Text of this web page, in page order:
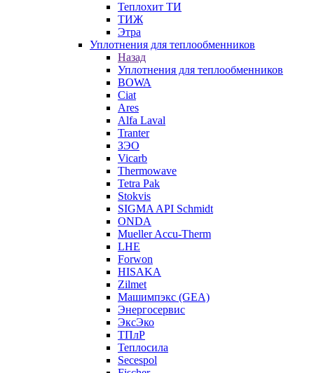
Теплохит ТИ
ТИЖ
Этра
Уплотнения для теплообменников
Назад
Уплотнения для теплообменников
BOWA
Ciat
Ares
Alfa Laval
Tranter
ЗЭО
Vicarb
Thermowave
Tetra Pak
Stokvis
SIGMA API Schmidt
ONDA
Mueller Accu-Therm
LHE
Forwon
HISAKA
Zilmet
Машимпэкс (GEA)
Энергосервис
ЭксЭко
ТПлР
Теплосила
Secespol